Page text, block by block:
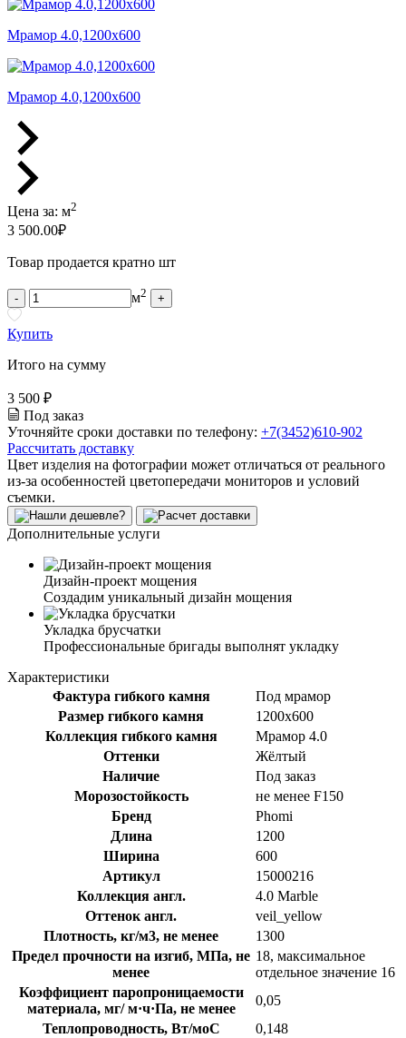
Мрамор 4.0,1200x600
Мрамор 4.0,1200x600
Цена за: м2
3 500.00₽
Товар продается кратно шт
- м2 +
Купить
Итого на сумму
3 500 ₽
Под заказ
Уточняйте сроки доставки по телефону: +7(3452)610-902
Рассчитать доставку
Цвет изделия на фотографии может отличаться от реального
из-за особенностей цветопередачи мониторов и условий
съемки.
Дополнительные услуги
Дизайн-проект мощения
Создадим уникальный дизайн мощения
Укладка брусчатки
Профессиональные бригады выполнят укладку
Характеристики
Фактура гибкого камня
Под мрамор
Размер гибкого камня
1200x600
Коллекция гибкого камня
Мрамор 4.0
Оттенки
Жёлтый
Наличие
Под заказ
Морозостойкость
не менее F150
Бренд
Phomi
Длина
1200
Ширина
600
Артикул
15000216
Коллекция англ.
4.0 Marble
Оттенок англ.
veil_yellow
Плотность, кг/м3, не менее
1300
Предел прочности на изгиб, МПа, не
менее
18, максимальное
отдельное значение 16
Коэффициент паропроницаемости
материала, мг/ м·ч·Па, не менее
0,05
Теплопроводность, Вт/моС
0,148